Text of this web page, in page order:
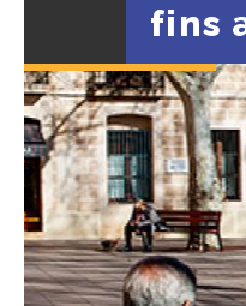
fins